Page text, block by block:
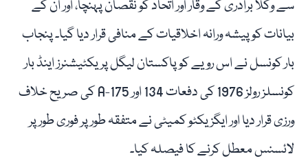
سے وکلا برادری کے وقار اور اتحاد کو نقصان پہنچا، اور ان کے
بیانات کو پیشہ ورانہ اخلاقیات کے منافی قرار دیا گیا۔ پنجاب
بار کونسل نے اس رویے کو پاکستان لیگل پریکٹیشنرز اینڈ بار
کونسلز رولز 1976 کی دفعات 134 اور 175-A کی صریح خلاف
ورزی قرار دیا اور ایگزیکٹو کمیٹی نے متفقہ طور پر فوری طور پر
لائسنس معطل کرنے کا فیصلہ کیا۔